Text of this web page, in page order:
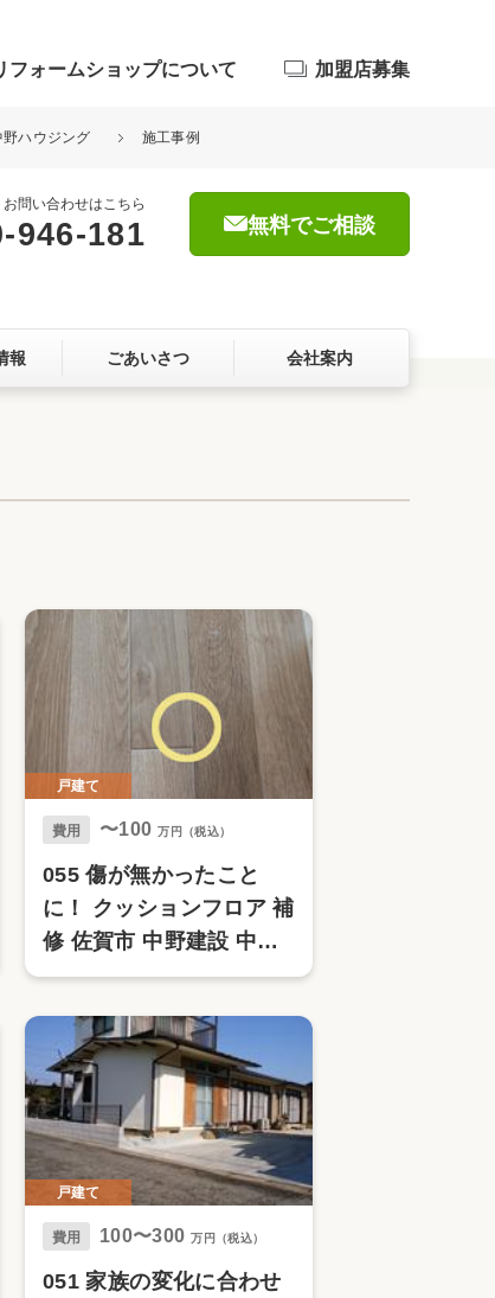
屋根・外壁
フォームショップについて
をつくる、価値・性能向上
ル
加盟店募集
ハウジング 施工事例
問い合わせはこちら
946-181 無料でご相談
報 ごあいさつ 会社案内
戸建て
費用 〜100 万円（税込）
055 傷が無かったこと
に！ クッションフロア 補
修 佐賀市 中野建設 中野
ハウジング
戸建て
費用 100〜300 万円（税込）
051 家族の変化に合わせ